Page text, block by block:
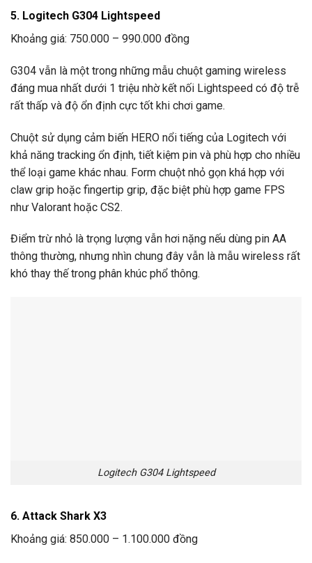
5. Logitech G304 Lightspeed
Khoảng giá: 750.000 – 990.000 đồng
G304 vẫn là một trong những mẫu chuột gaming wireless
đáng mua nhất dưới 1 triệu nhờ kết nối Lightspeed có độ trễ
rất thấp và độ ổn định cực tốt khi chơi game.
Chuột sử dụng cảm biến HERO nổi tiếng của Logitech với
khả năng tracking ổn định, tiết kiệm pin và phù hợp cho nhiều
thể loại game khác nhau. Form chuột nhỏ gọn khá hợp với
claw grip hoặc fingertip grip, đặc biệt phù hợp game FPS
như Valorant hoặc CS2.
Điểm trừ nhỏ là trọng lượng vẫn hơi nặng nếu dùng pin AA
thông thường, nhưng nhìn chung đây vẫn là mẫu wireless rất
khó thay thế trong phân khúc phổ thông.
Logitech G304 Lightspeed
6. Attack Shark X3
Khoảng giá: 850.000 – 1.100.000 đồng